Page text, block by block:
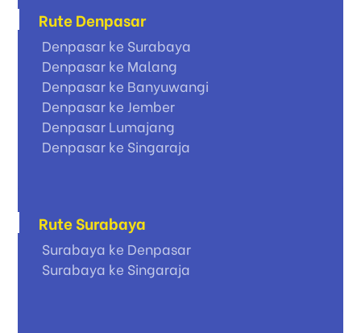
Rute Denpasar
Denpasar ke Surabaya
Denpasar ke Malang
Denpasar ke Banyuwangi
Denpasar ke Jember
Denpasar Lumajang
Denpasar ke Singaraja
Rute Surabaya
Surabaya ke Denpasar
Surabaya ke Singaraja